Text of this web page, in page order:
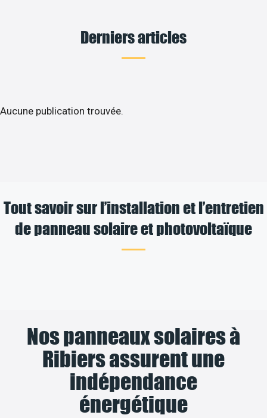
Derniers articles
Aucune publication trouvée.
Tout savoir sur l’installation et l’entretien
de panneau solaire et photovoltaïque
Nos panneaux solaires à
Ribiers assurent une
indépendance
énergétique